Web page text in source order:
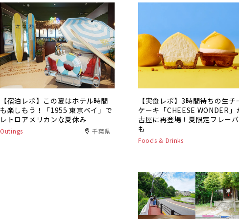
【宿泊レポ】この夏はホテル時間
も楽しもう！「1955 東京ベイ」で
レトロアメリカンな夏休み
Outings 千葉県
【実食レポ】3時間待ちの生チ
ケーキ「CHEESE WONDER」
古屋に再登場！夏限定フレー
も
Foods & Drinks